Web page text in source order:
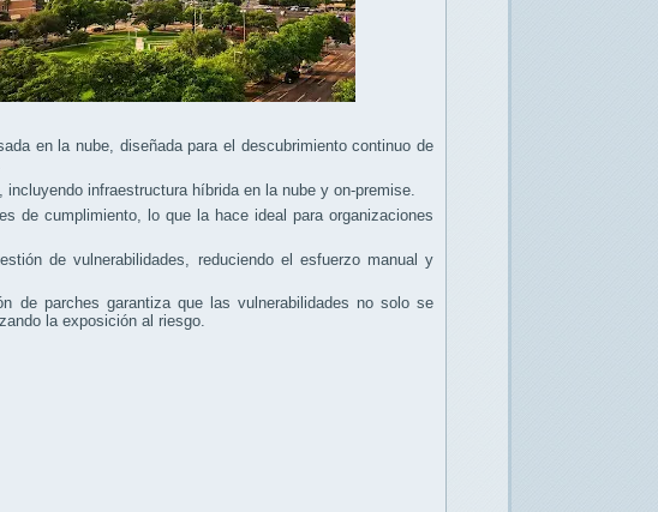
en la nube, diseñada para el descubrimiento continuo de
infraestructura híbrida en la nube y on-premise.
de cumplimiento, lo que la hace ideal para organizaciones
de vulnerabilidades, reduciendo el esfuerzo manual y
de parches garantiza que las vulnerabilidades no solo se
la exposición al riesgo.